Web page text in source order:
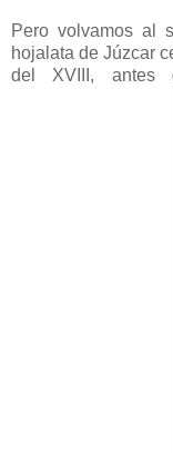
Pero volvamos al
hojalata de Júzcar
del XVIII, antes